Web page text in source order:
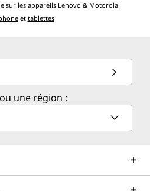
sur les appareils Lenovo & Motorola.
et tablettes
une région :